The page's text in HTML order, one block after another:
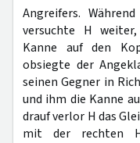
Angreifers.
versuchte H
Kanne auf den
obsiegte der
seinen Gegner in
und ihm die Kanne
drauf verlor H das
mit der rechten